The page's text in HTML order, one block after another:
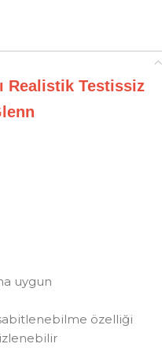
Realistik Testissiz
uygun
özelliği